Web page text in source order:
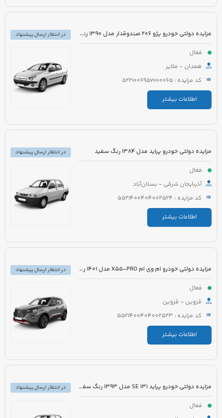
مزایده دولتی خودرو پژو 206 صندوقدار مدل 1390 رنگ سفید روغنی
فعال
همدان - ملایر
کد مزایده : 5221006957000065
اطلاعات بیشتر
در انتظار ارسال پیشنهاد
مزایده دولتی خودرو پراید مدل 1384 رنگ سفید
فعال
آذربایجان شرقی - بستان‌آباد
کد مزایده : 5521400404002524
اطلاعات بیشتر
در انتظار ارسال پیشنهاد
مزایده دولتی خودرو ام وی ام X55-PRO مدل 1401 رنگ مشکی متالیک
فعال
قزوین - قزوین
کد مزایده : 5521400404002523
اطلاعات بیشتر
در انتظار ارسال پیشنهاد
مزایده دولتی خودرو پراید 131 SE مدل 1393 رنگ سفید روغنی
فعال
در انتظار ارسال پیشنهاد